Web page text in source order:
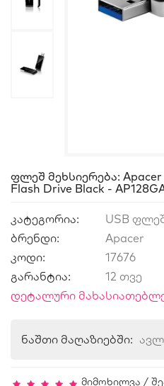
Ფლეშ Მეხსიერება: Apacer
Flash Drive Black -
კატეგორია:
USB
ბრენდი:
Apacer
კოდი:
17676
გარანტია:
12 თვე
დეტალური
ნაშთი მაღაზიებში:
მიმოხილვა /